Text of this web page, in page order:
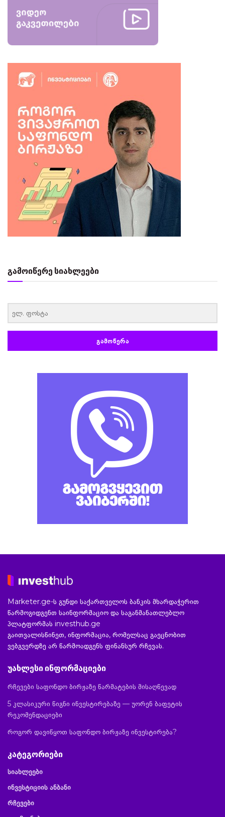
გამოიწერე სიახლეები
ᲒᲐᲛᲝᲬᲔᲠᲐ
Marketer.ge-ს გუნდი საქართველოს ბანკის მხარდაჭერით
წარმოგიდგენთ საინფორმაციო და საგანმანათლებლო
პლატფორმას investhub.ge
გაითვალისწინეთ, ინფორმაცია, რომელსაც გაეცნობით
ვებგვერდზე არ წარმოადგენს ფინანსურ რჩევას.
უახლესი ინფორმაციები
რჩევები საფონდო ბირჟაზე წარმატების მისაღწევად
5 კლასიკური წიგნი ინვესტირებაზე — უორენ ბაფეტის
რეკომენდაციები
როგორ დავიწყოთ საფონდო ბირჟაზე ინვესტირება?
კატეგორიები
სიახლეები
ინვესტიციის ანბანი
რჩევები